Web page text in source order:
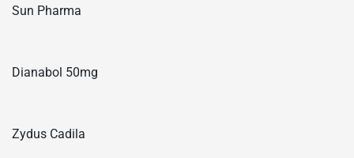
Sun Pharma
Dianabol 50mg
Zydus Cadila